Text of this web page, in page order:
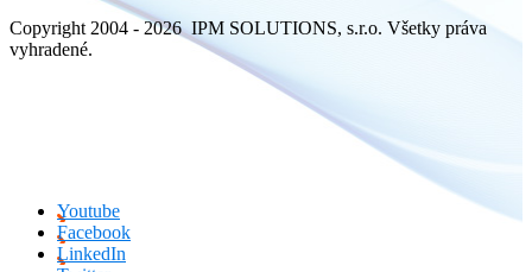
Copyright 2004 - 2026 IPM SOLUTIONS, s.r.o. Všetky práva
vyhradené.
Youtube
Facebook
LinkedIn